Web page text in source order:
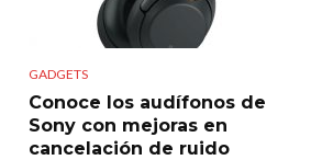
GADGETS
Conoce los audífonos de
Sony con mejoras en
cancelación de ruido